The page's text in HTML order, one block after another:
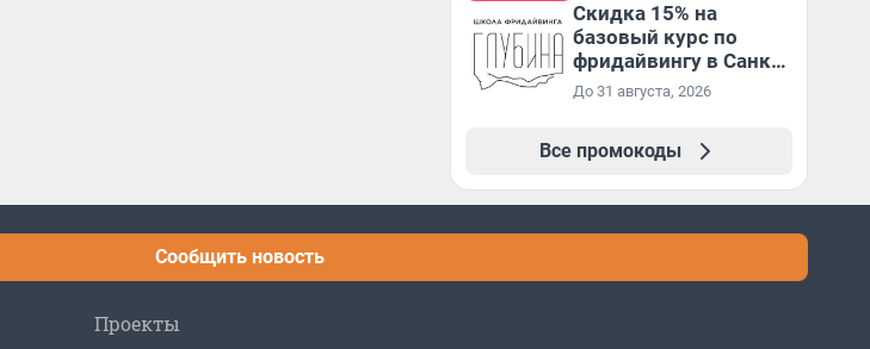
Скидка 15% на
базовый курс по
фридайвингу в Санкт-
Петербурге
До 31 августа, 2026
Все промокоды
Сообщить новость
Проекты